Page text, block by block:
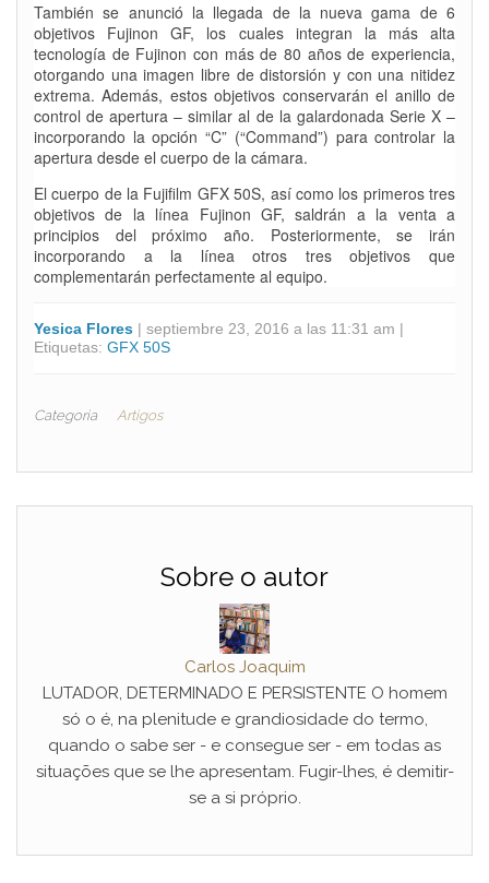
También se anunció la llegada de la nueva gama de 6
objetivos Fujinon GF, los cuales integran la más alta
tecnología de Fujinon con más de 80 años de experiencia,
otorgando una imagen libre de distorsión y con una nitidez
extrema. Además, estos objetivos conservarán el anillo de
control de apertura – similar al de la galardonada Serie X –
incorporando la opción “C” (“Command”) para controlar la
apertura desde el cuerpo de la cámara.
El cuerpo de la Fujifilm GFX 50S, así como los primeros tres
objetivos de la línea Fujinon GF, saldrán a la venta a
principios del próximo año. Posteriormente, se irán
incorporando a la línea otros tres objetivos que
complementarán perfectamente al equipo.
Yesica Flores | septiembre 23, 2016 a las 11:31 am |
Etiquetas: GFX 50S
Categoria Artigos
Sobre o autor
Carlos Joaquim
LUTADOR, DETERMINADO E PERSISTENTE O homem
só o é, na plenitude e grandiosidade do termo,
quando o sabe ser - e consegue ser - em todas as
situações que se lhe apresentam. Fugir-lhes, é demitir-
se a si próprio.